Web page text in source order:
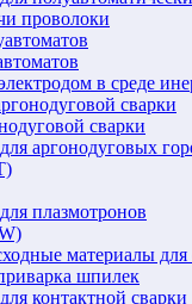
проволоки
в среде
сварки
сварки
аргонодуговых
плазмотронов
материалы для
шпилек
контактной сварки